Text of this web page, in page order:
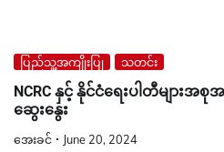
ပြည်သူ့အကျိုးပြု သတင်း
NCRC နှင့် နိုင်ငံရေးပါတီမျ
ဆွေးနွေး
အေးခင် June 20, 2024